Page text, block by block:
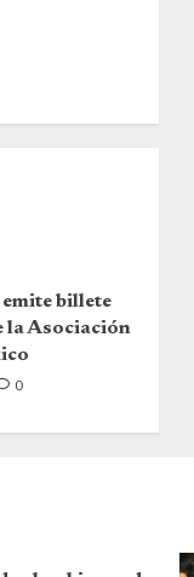
billete
la Asociación
0